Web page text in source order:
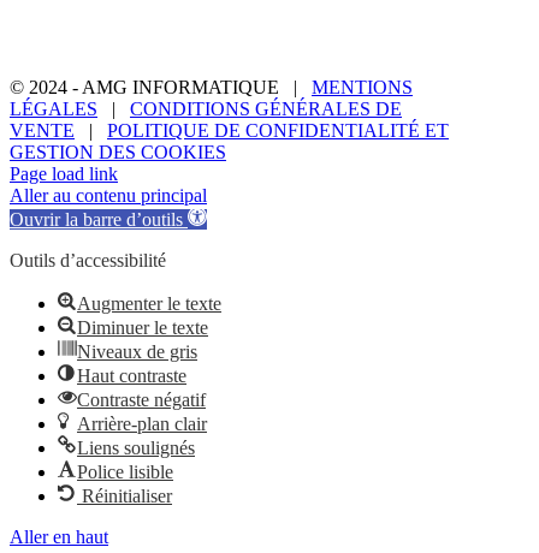
© 2024 - AMG INFORMATIQUE | MENTIONS
LÉGALES | CONDITIONS GÉNÉRALES DE
VENTE | POLITIQUE DE CONFIDENTIALITÉ ET
GESTION DES COOKIES
Page load link
Aller au contenu principal
Ouvrir la barre d’outils
Outils d’accessibilité
Augmenter le texte
Diminuer le texte
Niveaux de gris
Haut contraste
Contraste négatif
Arrière-plan clair
Liens soulignés
Police lisible
Réinitialiser
Aller en haut